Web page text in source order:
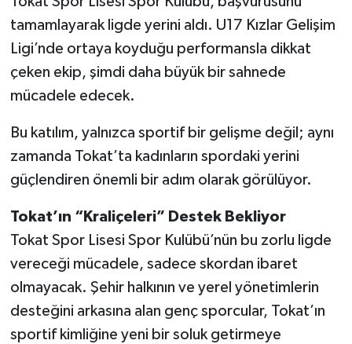
tamamlayarak ligde yerini aldı. U17 Kızlar Gelişim
Ligi’nde ortaya koyduğu performansla dikkat
çeken ekip, şimdi daha büyük bir sahnede
mücadele edecek.
Bu katılım, yalnızca sportif bir gelişme değil; aynı
zamanda Tokat’ta kadınların spordaki yerini
güçlendiren önemli bir adım olarak görülüyor.
Tokat’ın “Kraliçeleri” Destek Bekliyor
Tokat Spor Lisesi Spor Kulübü’nün bu zorlu ligde
vereceği mücadele, sadece skordan ibaret
olmayacak. Şehir halkının ve yerel yönetimlerin
desteğini arkasına alan genç sporcular, Tokat’ın
sportif kimliğine yeni bir soluk getirmeye